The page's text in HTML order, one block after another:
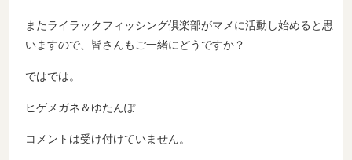
またライラックフィッシング倶楽部がマメに活動し始めると思
いますので、皆さんもご一緒にどうですか？
ではでは。
ヒゲメガネ＆ゆたんぽ
コメントは受け付けていません。